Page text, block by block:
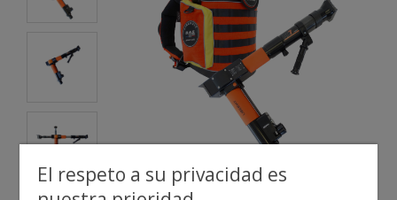
El respeto a su privacidad es